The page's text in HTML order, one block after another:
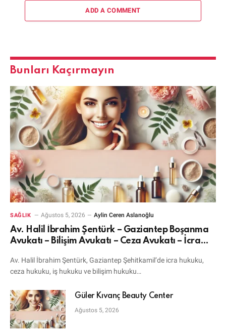
ADD A COMMENT
Bunları Kaçırmayın
SAĞLIK Ağustos 5, 2026 Aylin Ceren Aslanoğlu
Av. Halil İbrahim Şentürk – Gaziantep Boşanma
Avukatı – Bilişim Avukatı – Ceza Avukatı – İcra
Av. Halil İbrahim Şentürk, Gaziantep Şehitkamil’de icra hukuku,
ceza hukuku, iş hukuku ve bilişim hukuku…
Güler Kıvanç Beauty Center
Ağustos 5, 2026